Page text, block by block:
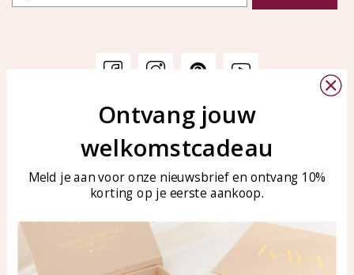
Veelgestelde vragen
Sieraden onderhouden
KAYA Sieraden
Bellen of WhatsApp Ma-Vr
tussen 09:00-17:00
Tel: 0850003187
WhatsApp: 0850003187
klantenservice@kayasierade
Ontvang jouw
welkomstcadeau
Meld je aan voor onze nieuwsbrief en ontvang 10%
korting op je eerste aankoop.